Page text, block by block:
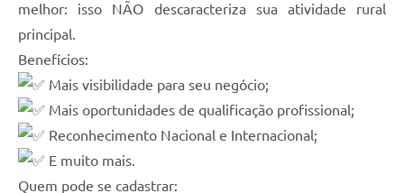
melhor: isso NÃO descaracteriza sua atividade rural
principal.
Benefícios:
Mais visibilidade para seu negócio;
Mais oportunidades de qualificação profissional;
Reconhecimento Nacional e Internacional;
E muito mais.
Quem pode se cadastrar: